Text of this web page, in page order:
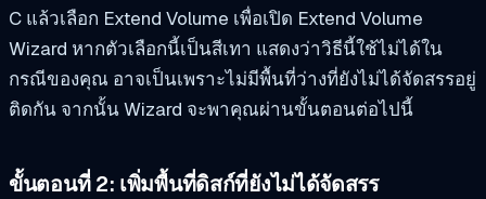
C แล้วเลือก Extend Volume เพื่อเปิด Extend Volume
Wizard หากตัวเลือกนี้เป็นสีเทา แสดงว่าวิธีนี้ใช้ไม่ได้ใน
กรณีของคุณ อาจเป็นเพราะไม่มีพื้นที่ว่างที่ยังไม่ได้จัดสรรอยู่
ติดกัน จากนั้น Wizard จะพาคุณผ่านขั้นตอนต่อไปนี้
ขั้นตอนที่ 2: เพิ่มพื้นที่ดิสก์ที่ยังไม่ได้จัดสรร